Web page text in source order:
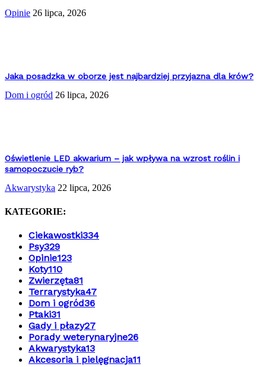
Opinie 26 lipca, 2026
Jaka posadzka w oborze jest najbardziej przyjazna dla krów?
Dom i ogród 26 lipca, 2026
Oświetlenie LED akwarium – jak wpływa na wzrost roślin i
samopoczucie ryb?
Akwarystyka 22 lipca, 2026
KATEGORIE:
Ciekawostki334
Psy329
Opinie123
Koty110
Zwierzęta81
Terrarystyka47
Dom i ogród36
Ptaki31
Gady i płazy27
Porady weterynaryjne26
Akwarystyka13
Akcesoria i pielęgnacja11